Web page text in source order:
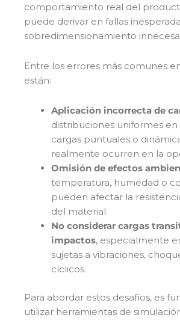
comportamiento real del
puede derivar en fallas
sobredimensionamiento
Entre los errores más comunes
están:
Aplicación incorrecta de
distribuciones uniformes en
cargas puntuales o
realmente ocurren en la
Omisión de efectos
temperatura, humedad o
pueden afectar la
del material.
No considerar cargas
impactos, especialmente
sujetas a vibraciones,
cíclicos.
Para abordar estos desafíos, es
utilizar herramientas de